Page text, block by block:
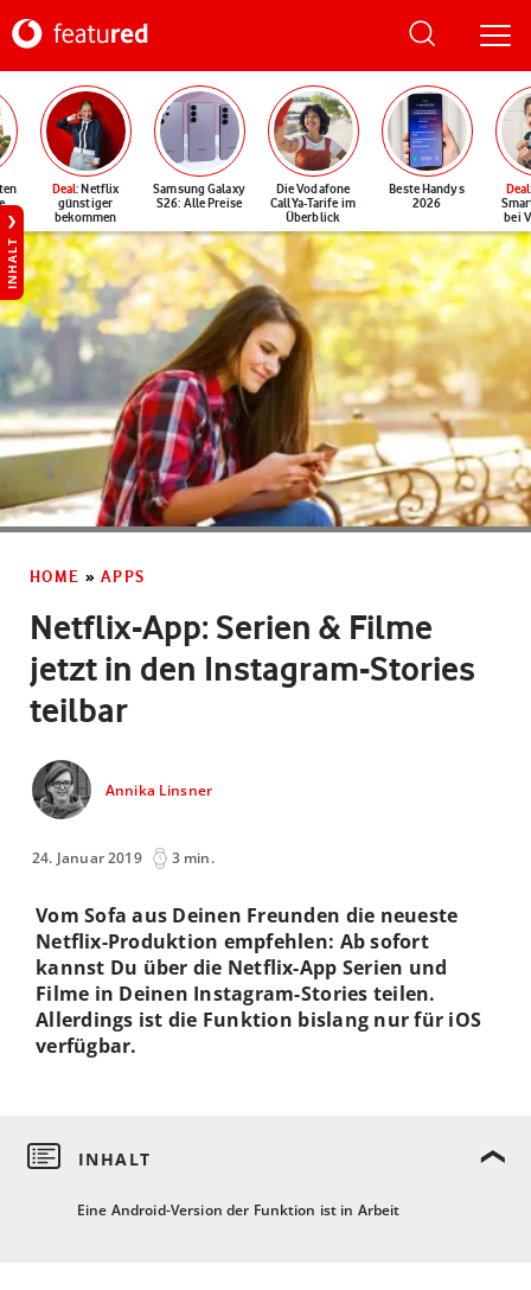
Deal: Netflix
günstiger
bekommen
Samsung Galaxy
S26: Alle Preise
Die Vodafone
CallYa-Tarife im
Überblick
Beste Handys
2026
Deal
bei
INHALT
HOME » APPS
Netflix-App: Serien & Filme
jetzt in den Instagram-Stories
teilbar
Annika Linsner
24. Januar 2019 3 min.
Eine Android-Version der Funktion ist in Arbeit
Vom Sofa aus Deinen Freunden die neueste
Netflix-Produktion empfehlen: Ab sofort
kannst Du über die Netflix-App Serien und
Filme in Deinen Instagram-Stories teilen.
Allerdings ist die Funktion bislang nur für iOS
verfügbar.